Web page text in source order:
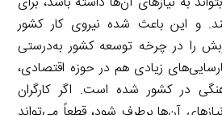
و این باعث شده نیروی کار کشور
را در چرخه توسعه کشور به‌درستی
زیادی هم در حوزه اقتصادی،
در کشور شده است. اگر کارگران